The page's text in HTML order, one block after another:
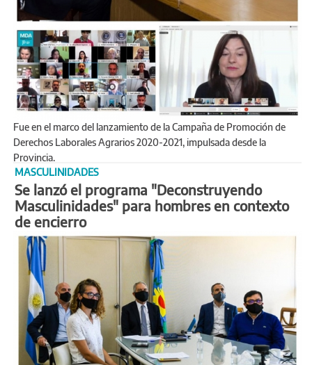
Fue en el marco del lanzamiento de la Campaña de Promoción de
Derechos Laborales Agrarios 2020-2021, impulsada desde la
Provincia.
MASCULINIDADES
Se lanzó el programa "Deconstruyendo
Masculinidades" para hombres en contexto
de encierro